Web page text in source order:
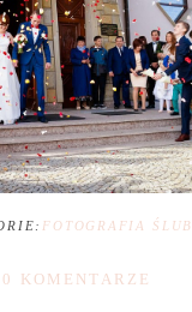
FOTOGRAFIA
0 KOMENTARZE